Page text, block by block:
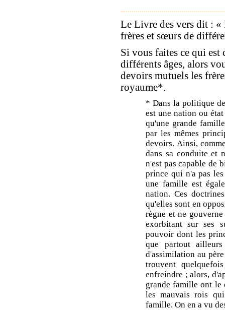
Le Livre des vers dit : «
frères et sœurs de
Si vous faites ce qui est
différents âges, alors
devoirs mutuels les
royaume*.
* Dans la politique
est une nation ou
qu'une grande
par les mêmes
devoirs. Ainsi,
dans sa conduite et
n'est pas capable de
prince qui n'a pas
une famille est
nation. Ces
qu'elles sont en
règne et ne
exorbitant sur ses
pouvoir dont les
que partout
d'assimilation au
trouvent
enfreindre ; alors,
grande famille ont le
les mauvais rois
famille. On en a vu